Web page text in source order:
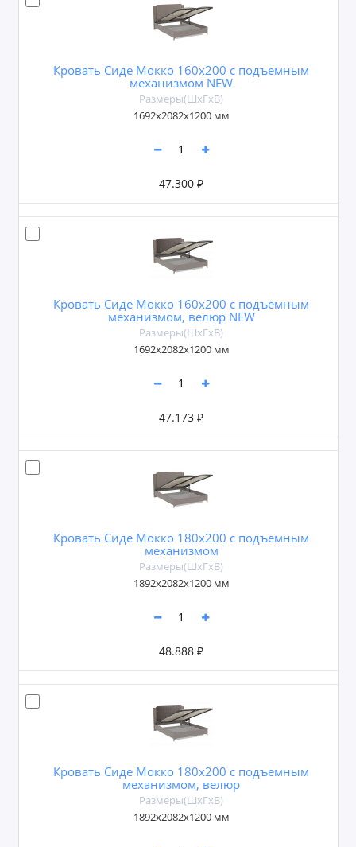
Кровать Сиде Мокко 160х200 с подъемным
механизмом NEW
Размеры(ШxГxВ)
1692х2082х1200 мм
47.300 ₽
Кровать Сиде Мокко 160х200 с подъемным
механизмом, велюр NEW
Размеры(ШxГxВ)
1692х2082х1200 мм
47.173 ₽
Кровать Сиде Мокко 180х200 с подъемным
механизмом
Размеры(ШxГxВ)
1892х2082х1200 мм
48.888 ₽
Кровать Сиде Мокко 180х200 с подъемным
механизмом, велюр
Размеры(ШxГxВ)
1892х2082х1200 мм